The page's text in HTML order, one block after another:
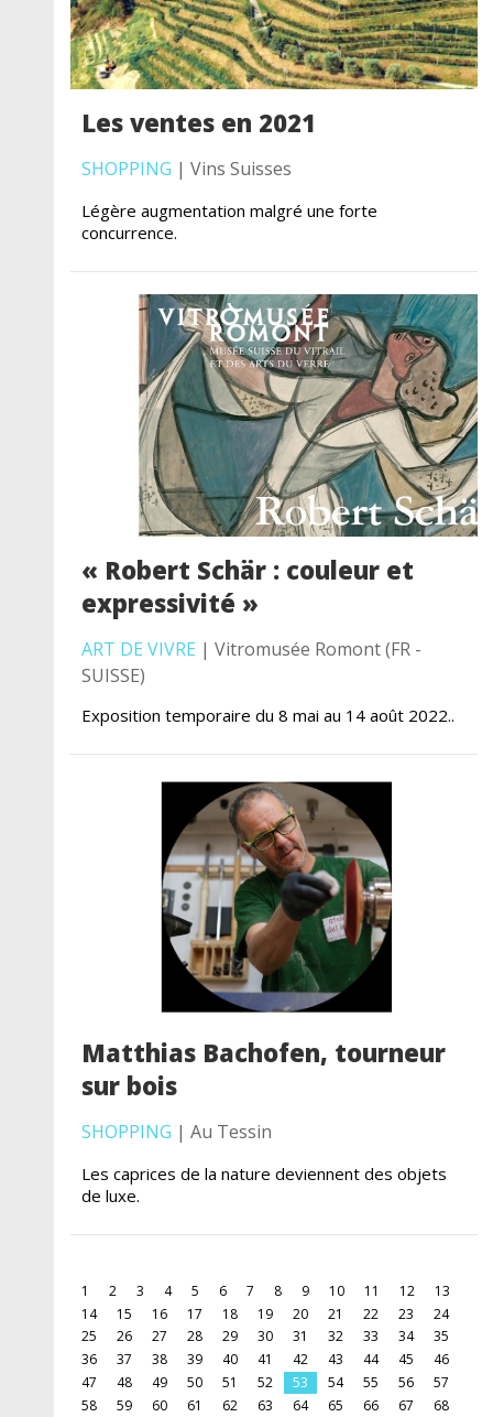
Les ventes en 2021
SHOPPING | Vins Suisses
Légère augmentation malgré une forte
concurrence.
« Robert Schär : couleur et
expressivité »
ART DE VIVRE | Vitromusée Romont (FR -
SUISSE)
Exposition temporaire du 8 mai au 14 août 2022..
Matthias Bachofen, tourneur
sur bois
SHOPPING | Au Tessin
Les caprices de la nature deviennent des objets
de luxe.
1 2 3 4 5 6 7 8 9 10 11 12
13
14
15 16 17 18 19 20 21 22 23
24
25
26 27 28 29 30 31 32 33 34
35
36
37 38 39 40 41 42 43 44 45
46
47
48 49 50 51 52 53 54 55 56
57
58
59 60 61 62 63 64 65 66 67
68